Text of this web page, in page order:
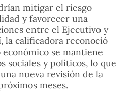
mitigar el riesgo
y favorecer una
entre el Ejecutivo y
la calificadora reconoció
se mantiene
sociales y políticos, lo que
nueva revisión de la
meses.